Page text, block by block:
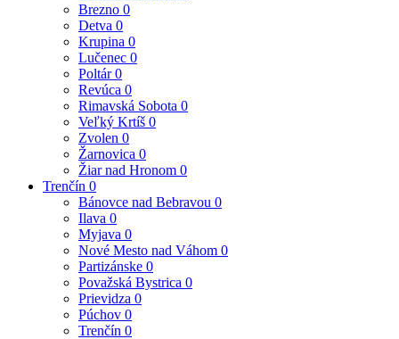
Brezno 0
Detva 0
Krupina 0
Lučenec 0
Poltár0
Revúca 0
Rimavská Sobota 0
Veľký Krtíš 0
Zvolen 0
Žarnovica 0
Žiar nad Hronom 0
Trenčín 0
Bánovce nad Bebravou 0
Ilava 0
Myjava 0
Nové Mesto nad Váhom 0
Partizánske 0
Považská Bystrica 0
Prievidza 0
Púchov 0
Trenčín 0